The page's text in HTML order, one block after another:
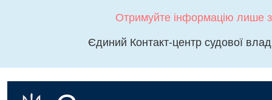
Отримуйте інформацію лише
Єдиний Контакт-центр судової